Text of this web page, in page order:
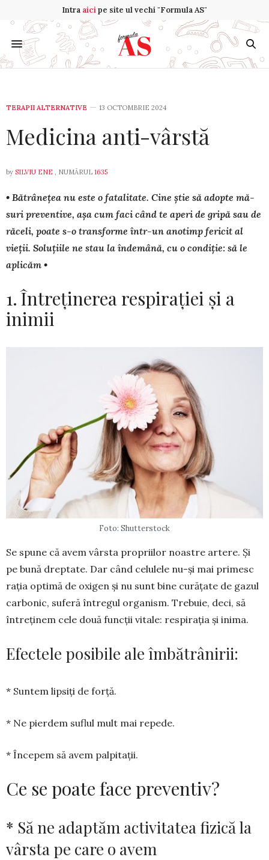
Intra aicipe site ul vechi "Formula AS"
TERAPII ALTERNATIVE 13 OCTOMBRIE 2024
Medicina anti-vârstă
by SILVIU ENE , NUMĂRUL 1635
• Bătrânețea nu este o fatalitate. Cine știe să adopte mă­
suri preventive, așa cum faci când te aperi de gripă sau de
răceli, poate s-o transforme într-un anotimp fe­ricit al
vieții. Soluțiile ne stau la îndemână, cu o con­diție: să le
aplicăm •
1. Întreținerea respirației și a
inimii
Foto: Shutterstock
Se spune că avem vârsta pro­priilor noastre artere. Și
pe bună drep­tate. Dar când celulele nu-și mai primesc
rația optimă de oxigen și nu sunt bine curățate de gazul
carbonic, suferă întregul organism. Trebuie, deci, să
întreținem cele două funcții vitale: respirația și inima.
Efectele posibile ale îmbătrâ­ni­rii:
* Suntem lipsiți de forță.
* Ne pierdem suflul mult mai re­pede.
* Începem să avem palpitații.
Ce se poate face preventiv?
* Să ne adaptăm activitatea fizică la
vârsta pe care o avem